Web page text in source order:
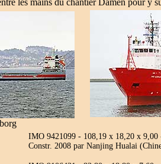
les mains du chantier Damen pour
IMO 9421099 - 108,19 x 18,20 x
Constr. 2008 par Nanjing Hualai